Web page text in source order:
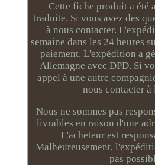
Cette fiche produit a été
traduite. Si vous avez des
à nous contacter.
semaine dans les 24 heures
paiement. L'expédition a
Allemagne avec DPD. Si
appel à une autre
nous contacter à
Nous ne sommes pas
livrables en raison d'une
L'acheteur est
Malheureusement,
pas